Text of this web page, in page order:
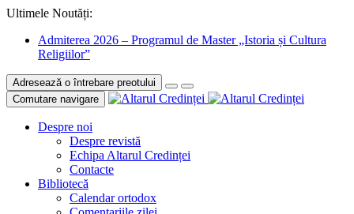
Ultimele Noutăți:
Admiterea 2026 – Programul de Master „Istoria și Cultura
Religiilor”
Adresează o întrebare preotului
Comutare navigare
Despre noi
Despre revistă
Echipa Altarul Credinței
Contacte
Bibliotecă
Calendar ortodox